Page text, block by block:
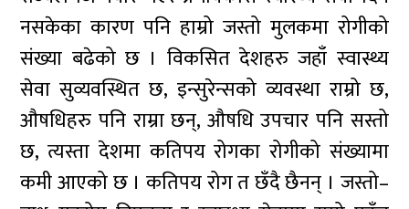
नसकेका कारण पनि हाम्रो जस्तो मुलकमा रोगीको
संख्या बढेको छ । विकसित देशहरु जहाँ स्वास्थ्य
सेवा सुव्यवस्थित छ, इन्सुरेन्सको व्यवस्था राम्रो छ,
औषधिहरु पनि राम्रा छन्, औषधि उपचार पनि सस्तो
छ, त्यस्ता देशमा कतिपय रोगका रोगीको संख्यामा
कमी आएको छ । कतिपय रोग त छँदै छैनन् । जस्तो–